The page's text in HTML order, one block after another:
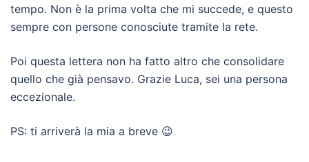
tempo. Non è la prima volta che mi succede, e questo
sempre con persone conosciute tramite la rete.
Poi questa lettera non ha fatto altro che consolidare
quello che già pensavo. Grazie Luca, sei una persona
eccezionale.
PS: ti arriverà la mia a breve 😉